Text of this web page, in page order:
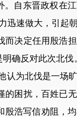
自东晋政权在
速做大，引起
决定任用殷浩
确反对此次北
认为北伐是一场
困扰，百姓已
浩写信劝阻，